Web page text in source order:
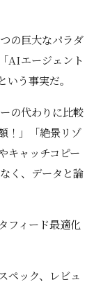
の巨大なパラダ
AIエージェント
う事実だ。
の代わりに比較
！」「絶景リゾ
キャッチコピー
く、データと論
フィード最適化
ペック、レビュ